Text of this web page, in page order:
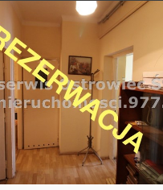
na sprzedaż